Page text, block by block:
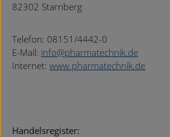
82302 Starnberg
Telefon: 08151/4442-0
E-Mail: info@pharmatechnik.de
Internet: www.pharmatechnik.de
Handelsregister: